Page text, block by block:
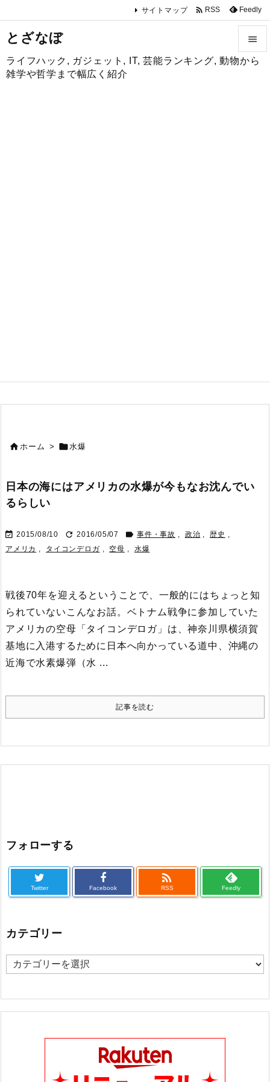
とざなぼ
ライフハック, ガジェット, IT, 芸能ランキング, 動物から
雑学や哲学まで幅広く紹介


サイトマップ  RSS Feedly
ホーム > 水爆
日本の海にはアメリカの水爆が今もなお沈んでい
るらしい
 2015/08/10  2016/05/07  事件・事故 , 政治 , 歴史 ,
アメリカ , タイコンデロガ , 空母 , 水爆
戦後70年を迎えるということで、一般的にはちょっと知
られていないこんなお話。 ベトナム戦争に参加していた
アメリカの空母「タイコンデロガ」は、神奈川県横須賀
基地に入港するために日本へ向かっている道中、沖縄の
近海で水素爆弾（水 ...
記事を読む
フォローする
Twitter Facebook

RSS Feedly
カテゴリー
カ
ゴ